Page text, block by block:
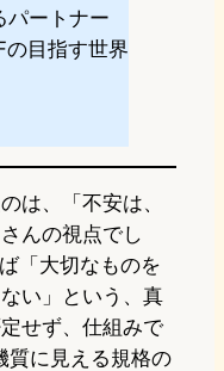
パートナー
の目指す世界
は、「不安は、
んの視点でし
「大切なものを
い」という、真
せず、仕組みで
質に見える規格の